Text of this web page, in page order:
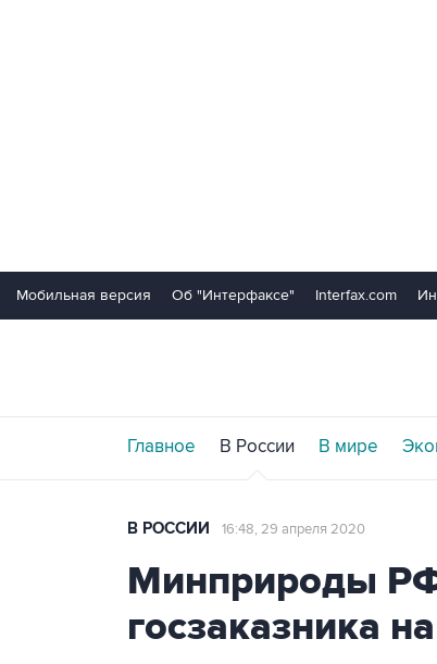
Мобильная версия Об "Интерфаксе" Interfax.com
Главное В России В мире
В РОССИИ 16:48, 29 апреля 2020
Минприроды
госзаказника